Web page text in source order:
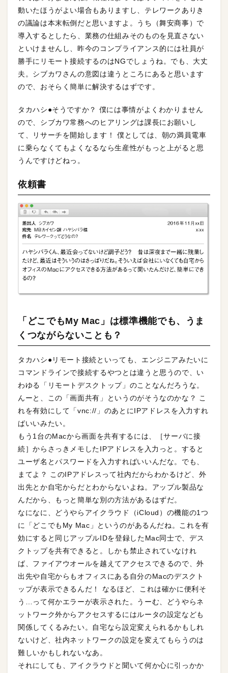
動いたほうがよい場合もありますし、テレワークありき
の議論は本末転倒だと思いますよ。うち（舞安商事）で
導入するとしたら、業務の仕組みそのものを見直さない
といけませんし、昨今のコンプライアンス的には社員が
勝手にリモート接続するのはNGでしょうね。でも、大丈
夫。シブカワさんの意図は違うところにあると思います
ので、おそらく簡単に解決するはずです。
タカハシ●そうですか？ 僕には事情がよくわかりません
ので、シブカワ常務へのヒアリングは課長にお願いし
て、リサーチを開始します！ 僕としては、朝の満員電車
に乗らなくてもよくなるなら生産性がもっと上がると思
うんですけどねっ。
依頼書
「どこでもMy Mac」は標準機能でも、うま
くつながらないことも？
タカハシ●リモート接続といっても、エンジニアみたいに
コマンドラインで接続するやつとは違うと思うので、い
わゆる「リモートデスクトップ」のことなんだろうな。
んーと、この「画面共有」というのがそうなのかな？ こ
れを有効にして「vnc://」のあとにIPアドレスを入力すれ
ばいいみたい。
もう1台のMacから画面を共有するには、［サーバに接
続］からさっきメモしたIPアドレスを入力っと。すると
ユーザ名とパスワードを入力すればいいんだな。でも、
まてよ？ このIPアドレスって社内だからわかるけど、外
出先とか自宅からだとわからないよね。アップル製品な
んだから、もっと簡単な別の方法があるはずだ。
なになに、どうやらアイクラウド（iCloud）の機能の1つ
に「どこでもMy Mac」というのがあるんだね。これを有
効にすると同じアップルIDを登録したMac同士で、デス
クトップを共有できると。しかも禁止されていなけれ
ば、ファイアウオールを越えてアクセスできるので、外
出先や自宅からもオフィスにある自分のMacのデスクト
ップが表示できるんだ！ なるほど、これは確かに便利そ
う…って何かエラーが表示された。うーむ、どうやらネ
ットワーク外からアクセスするにはルータの設定なども
関係してくるみたい。自宅なら設定変えられるかもしれ
ないけど、社内ネットワークの設定を変えてもらうのは
難しいかもしれないなあ。
それにしても、アイクラウドと聞いて何か心に引っかか